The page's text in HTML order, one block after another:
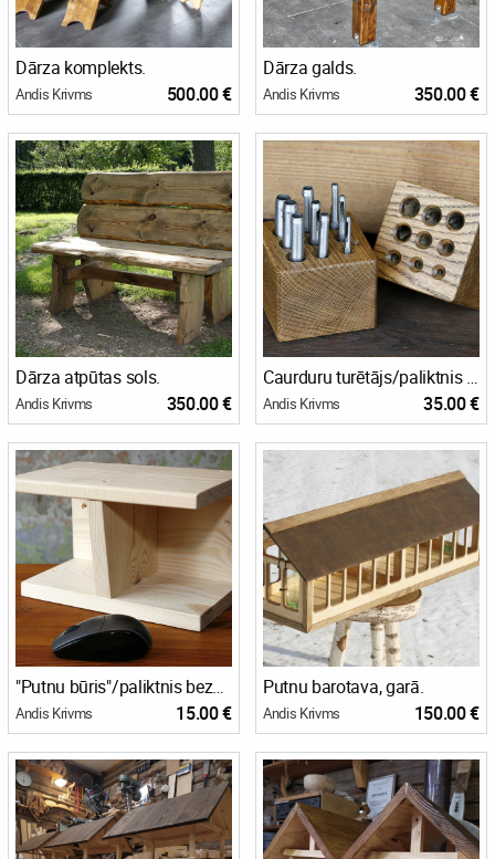
Dārza komplekts.
Andis Krivms 500.00 €
Dārza galds.
Andis Krivms 350.00 €
Dārza atpūtas sols.
Andis Krivms 350.00 €
Caurduru turētājs/paliktnis caurduršanai.
Andis Krivms 35.00 €
"Putnu būris"/paliktnis bezdelīgām.
Andis Krivms 15.00 €
Putnu barotava, garā.
Andis Krivms 150.00 €